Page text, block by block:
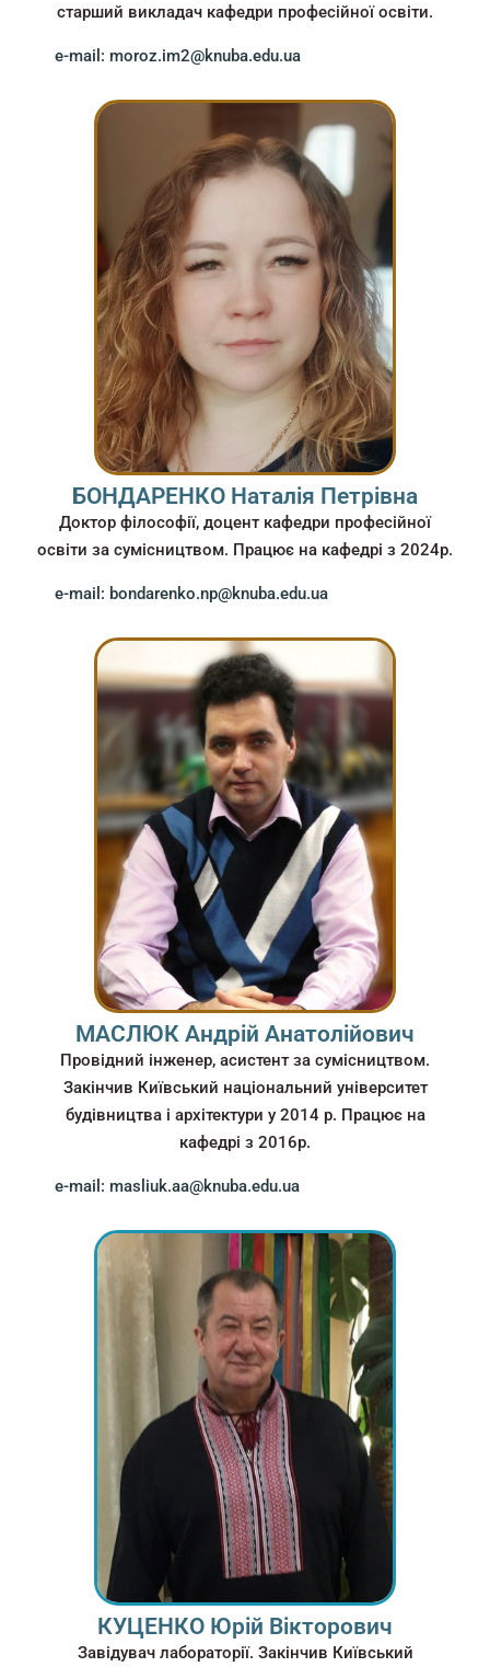
старший викладач кафедри професійної освіти.
e-mail: moroz.im2@knuba.edu.ua
БОНДАРЕНКО Наталія Петрівна
Доктор філософії, доцент кафедри професійної
освіти за сумісництвом. Працює на кафедрі з 2024р.
e-mail: bondarenko.np@knuba.edu.ua
МАСЛЮК Андрій Анатолійович
Провідний інженер, асистент за сумісництвом.
Закінчив Київський національний університет
будівництва і архітектури у 2014 р. Працює на
кафедрі з 2016р.
e-mail: masliuk.aa@knuba.edu.ua
КУЦЕНКО Юрій Вікторович
Завідувач лабораторії. Закінчив Київський